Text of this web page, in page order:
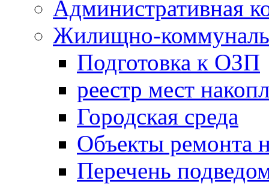
Административная
Жилищно-
Подготовка к ОЗП
реестр мест
Городская среда
Объекты ремонта
Перечень